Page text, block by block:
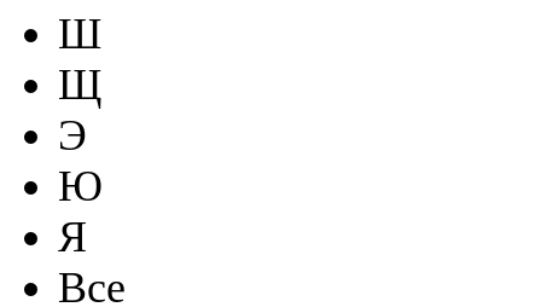
Ш
Щ
Э
Ю
Я
Все